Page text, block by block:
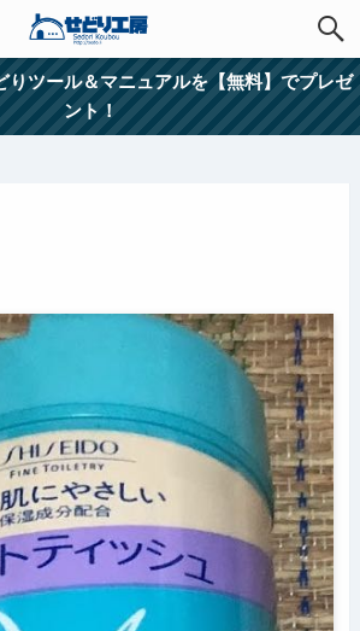
りツール＆マニュアルを【無料】でプレゼ
ント！